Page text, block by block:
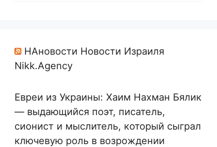
НАновости Новости Израиля
Nikk.Agency
Евреи из Украины: Хаим Нахман Бялик
— выдающийся поэт, писатель,
сионист и мыслитель, который сыграл
ключевую роль в возрождении